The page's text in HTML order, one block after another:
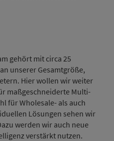
gehört mit circa 25
unserer Gesamtgröße,
Hier wollen wir weiter
maßgeschneiderte Multi-
für Wholesale- als auch
Lösungen sehen wir
werden wir auch neue
verstärkt nutzen.